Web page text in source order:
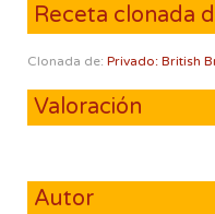
Receta clonada
Clonada de: Privado: British
Valoración
Autor